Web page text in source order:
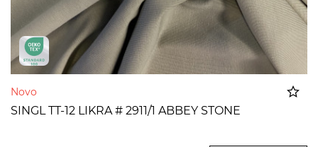
Novo
SINGL TT-12 LIKRA # 2911/1 ABBEY STONE